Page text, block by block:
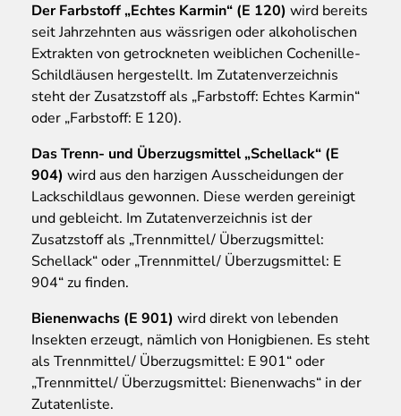
Der Farbstoff „Echtes Karmin“ (E 120) wird bereits
seit Jahrzehnten aus wässrigen oder alkoholischen
Extrakten von getrockneten weiblichen Cochenille-
Schildläusen hergestellt. Im Zutatenverzeichnis
steht der Zusatzstoff als „Farbstoff: Echtes Karmin“
oder „Farbstoff: E 120).
Das Trenn- und Überzugsmittel „Schellack“ (E
904) wird aus den harzigen Ausscheidungen der
Lackschildlaus gewonnen. Diese werden gereinigt
und gebleicht. Im Zutatenverzeichnis ist der
Zusatzstoff als „Trennmittel/ Überzugsmittel:
Schellack“ oder „Trennmittel/ Überzugsmittel: E
904“ zu finden.
Bienenwachs (E 901) wird direkt von lebenden
Insekten erzeugt, nämlich von Honigbienen. Es steht
als Trennmittel/ Überzugsmittel: E 901“ oder
„Trennmittel/ Überzugsmittel: Bienenwachs“ in der
Zutatenliste.